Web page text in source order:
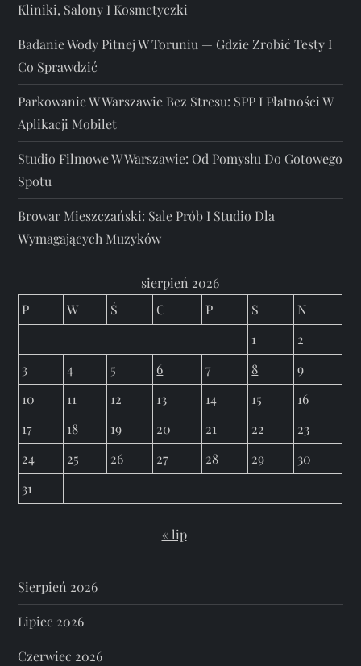
Kliniki, Salony I Kosmetyczki
Badanie Wody Pitnej W Toruniu — Gdzie Zrobić Testy I
Co Sprawdzić
Parkowanie W Warszawie Bez Stresu: SPP I Płatności W
Aplikacji Mobilet
Studio Filmowe W Warszawie: Od Pomysłu Do Gotowego
Spotu
Browar Mieszczański: Sale Prób I Studio Dla
Wymagających Muzyków
sierpień 2026
P
W Ś C P S
N
1
2
3
4 5 6 7 8
9
10
11 12 13 14 15
16
17
18 19 20 21 22
23
24
25 26 27 28 29
30
31
« lip
Sierpień 2026
Lipiec 2026
Czerwiec 2026